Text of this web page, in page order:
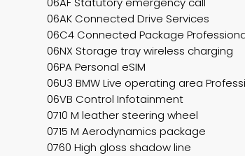
06AK Connected Drive Services
06C4 Connected Package
06NX Storage tray wireless charging
06PA Personal eSIM
06U3 BMW Live operating area
06VB Control Infotainment
0710 M leather steering wheel
0715 M Aerodynamics package
0760 High gloss shadow line